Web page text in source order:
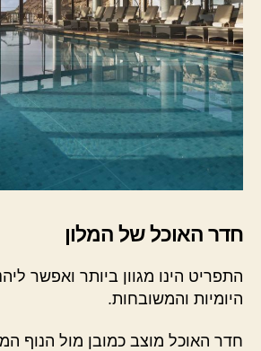
חדר האוכל של המלון
התפריט הינו מגוון ביותר ואפשר
היומיות והמשובחות.
חדר האוכל מוצב כמובן מול הנוף